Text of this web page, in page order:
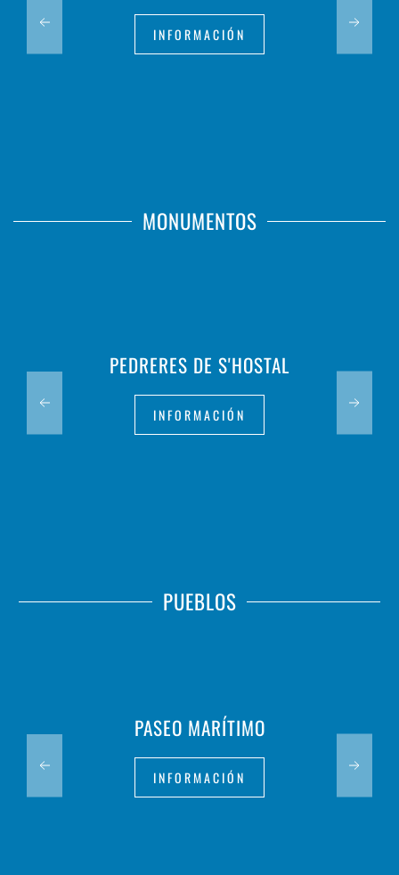
INFORMACIÓN
MONUMENTOS
PEDRERES DE S'HOSTAL
INFORMACIÓN
PUEBLOS
PASEO MARÍTIMO
INFORMACIÓN